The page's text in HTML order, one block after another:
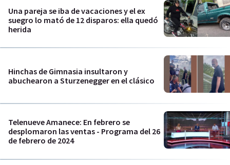
Una pareja se iba de vacaciones y el ex
suegro lo mató de 12 disparos: ella quedó
herida
Hinchas de Gimnasia insultaron y
abuchearon a Sturzenegger en el clásico
Telenueve Amanece: En febrero se
desplomaron las ventas - Programa del 26
de febrero de 2024